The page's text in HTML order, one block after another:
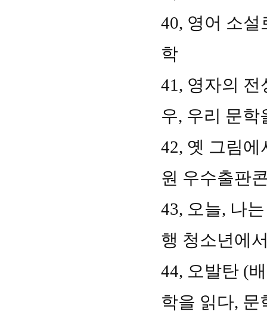
40, 영어 소
학
41, 영자의
우, 우리 문학
42, 옛 그림
원 우수출판
43, 오늘, 나
행 청소년에
44, 오발탄 (
학을 읽다, 문